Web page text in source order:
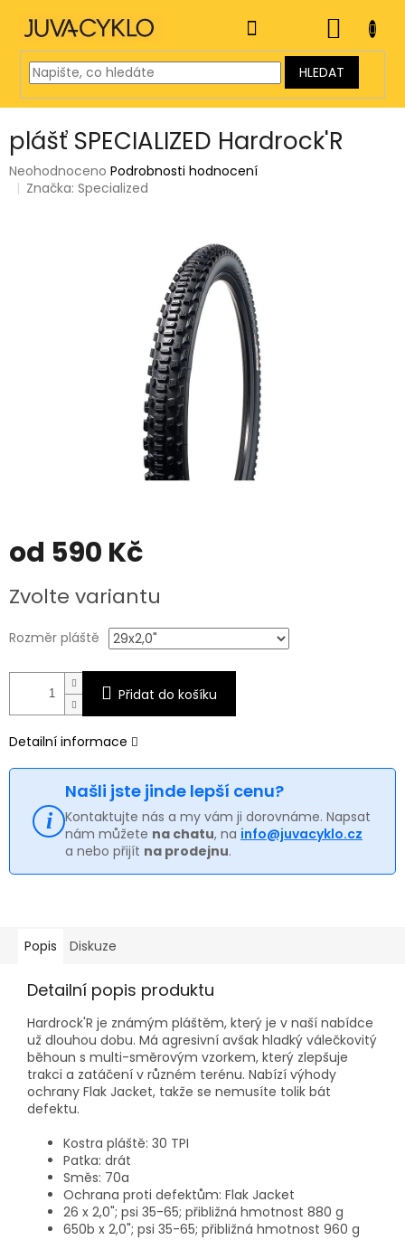
obsah
HLEDAT
KOŠÍK
plášť SPECIALIZED Hardrock'R
Průměrné
hodnocení
Neohodnoceno Podrobnosti hodnocení
Značka:Specialized
od 590 Kč
cena:
Zvolte variantu
Rozměr pláště
Přidat do košíku
Detailní informace
Našli jste jinde lepší cenu?
Kontaktujte nás a my vám ji dorovnáme. Napsat
nám můžete na chatu, na info@juvacyklo.cz
a nebo přijít na prodejnu.
Popis Diskuze
Detailní popis produktu
Hardrock'R je známým pláštěm, který je v naší nabídce
už dlouhou dobu. Má agresivní avšak hladký válečkovitý
běhoun s multi-směrovým vzorkem, který zlepšuje
trakci a zatáčení v různém terénu. Nabízí výhody
ochrany Flak Jacket, takže se nemusíte tolik bát
defektu.
Kostra pláště: 30 TPI
Patka: drát
Směs: 70a
Ochrana proti defektům: Flak Jacket
26 x 2,0"; psi 35-65; přibližná hmotnost 880 g
650b x 2,0"; psi 35-65; přibližná hmotnost 960 g